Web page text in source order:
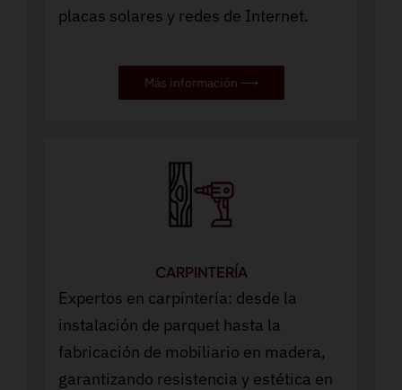
placas solares y redes de Internet.
Más información ⟶
CARPINTERÍA
Expertos en carpintería: desde la
instalación de parquet hasta la
fabricación de mobiliario en madera,
garantizando resistencia y estética en